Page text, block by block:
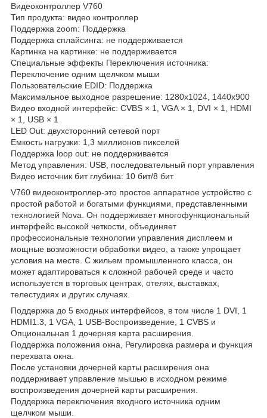
Видеоконтроллер V760
Тип продукта: видео контроллер
Поддержка zoom: Поддержка
Поддержка сплайсинга: не поддерживается
Картинка на картинке: не поддерживается
Специальные эффекты Переключения источника:
Переключение одним щелчком мыши
Пользовательские EDID: Поддержка
Максимальное выходное разрешение: 1280x1024, 1440x900
Видео входной интерфейс: CVBS × 1, VGA × 1, DVI × 1, HDMI
× 1, USB × 1
LED Out: двухсторонний сетевой порт
Емкость нагрузки: 1,3 миллионов пикселей
Поддержка loop out: не поддерживается
Метод управления: USB, последовательный порт управления
Видео источник бит глубина: 10 бит/8 бит
V760 видеоконтроллер-это простое аппаратное устройство с
простой работой и богатыми функциями, представленными
технологией Nova. Он поддерживает многофункциональный
интерфейс высокой четкости, объединяет
профессиональные технологии управления дисплеем и
мощные возможности обработки видео, а также упрощает
условия на месте. С жильем промышленного класса, он
может адаптироваться к сложной рабочей среде и часто
используется в торговых центрах, отелях, выставках,
телестудиях и других случаях.
Поддержка до 5 входных интерфейсов, в том числе 1 DVI, 1
HDMI1.3, 1 VGA, 1 USB-Воспроизведение, 1 CVBS и
Опциональная 1 дочерняя карта расширения.
Поддержка положения окна, Регулировка размера и функция
перехвата окна.
После установки дочерней карты расширения она
поддерживает управление мышью в исходном режиме
воспроизведения дочерней карты расширения.
Поддержка переключения входного источника одним
щелчком мыши.